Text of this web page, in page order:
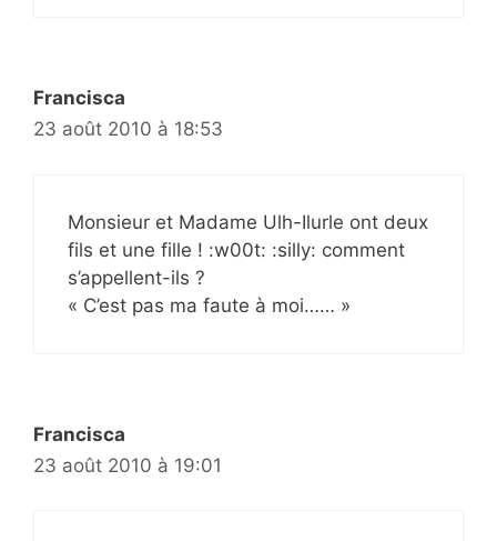
Francisca
23 août 2010 à 18:53
Monsieur et Madame Ulh-Ilurle ont deux
fils et une fille ! :w00t: :silly: comment
s’appellent-ils ?
« C’est pas ma faute à moi…… »
Francisca
23 août 2010 à 19:01